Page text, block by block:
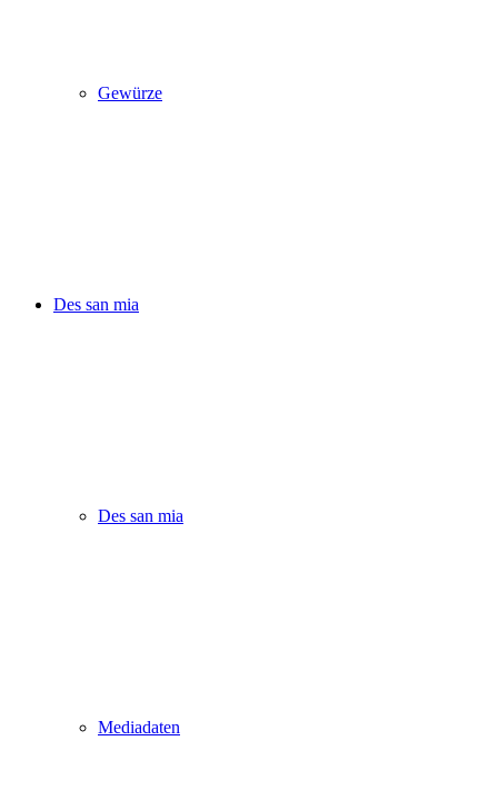
Gewürze
Des san mia
Des san mia
Mediadaten